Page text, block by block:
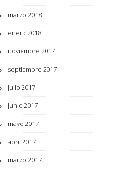
marzo 2018
enero 2018
noviembre 2017
septiembre 2017
julio 2017
junio 2017
mayo 2017
abril 2017
marzo 2017